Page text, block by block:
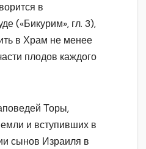
в
(«Бикурим», гл. 3),
в Храм не менее
плодов каждого
Торы,
и вступивших в
сынов Израиля в